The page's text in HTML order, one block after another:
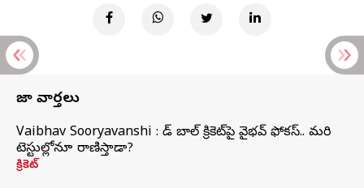
తాజా వార్తలు
Vaibhav Sooryavanshi : రెడ్ బాల్ క్రికెట్‌పై వైభవ్ ఫోకస్.. మరి
టెస్టుల్లోనూ రాణిస్తాడా?
క్రికెట్